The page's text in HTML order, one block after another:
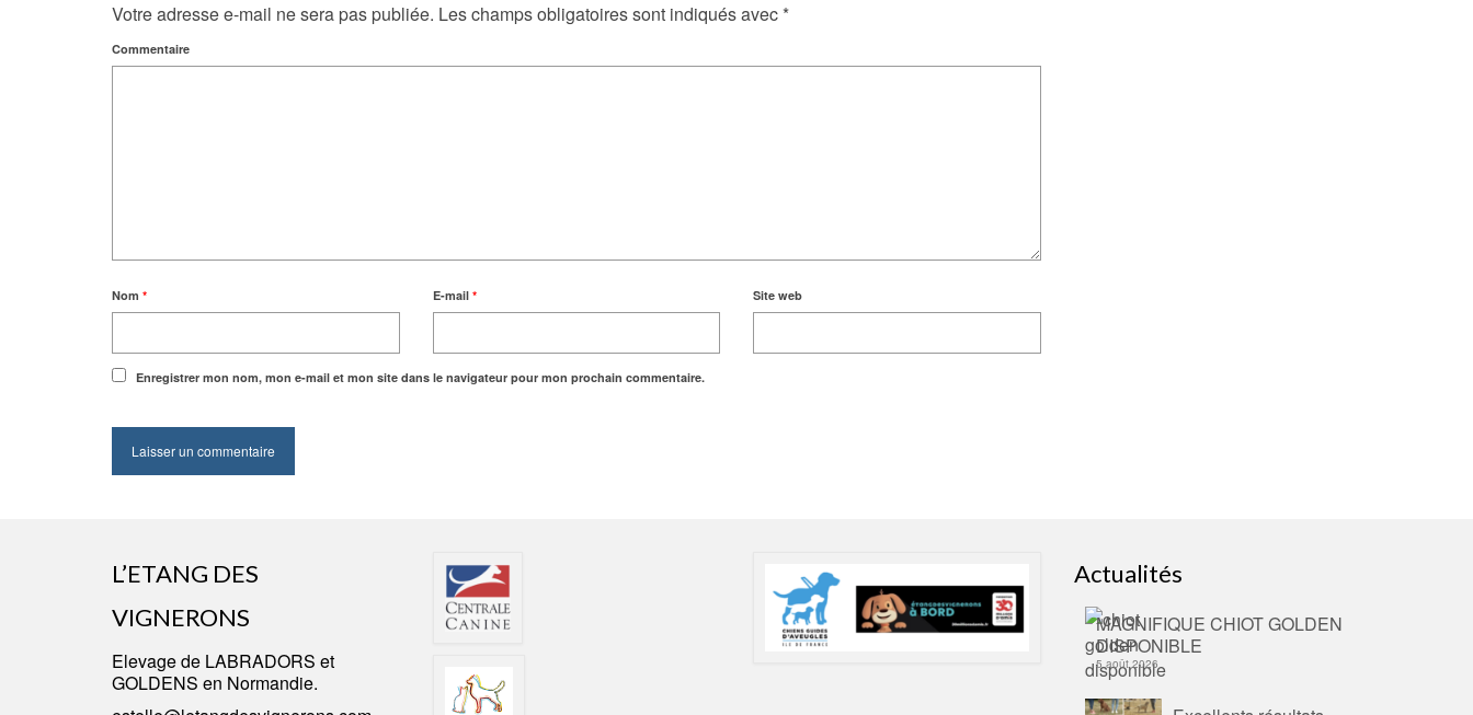
Votre adresse e-mail ne sera pas publiée. Les champs obligatoires sont indiqués avec *
Commentaire
Nom * E-mail * Site web
Enregistrer mon nom, mon e-mail et mon site dans le navigateur pour mon prochain commentaire.
L’ETANG DES
VIGNERONS
Elevagede LABRADORS et
GOLDENS en Normandie.
Actualités
MAGNIFIQUE CHIOT GOLDEN
DISPONIBLE
5 août 2026